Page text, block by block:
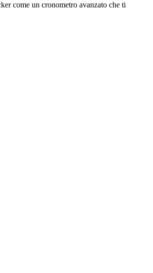
come un cronometro avanzato che ti